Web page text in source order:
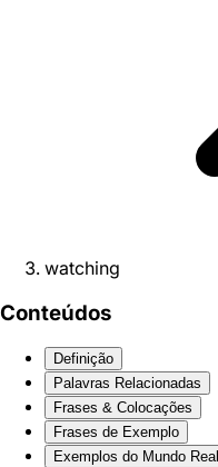
watching
Conteúdos
Definição
Palavras Relacionadas
Frases & Colocações
Frases de Exemplo
Exemplos do Mundo Real